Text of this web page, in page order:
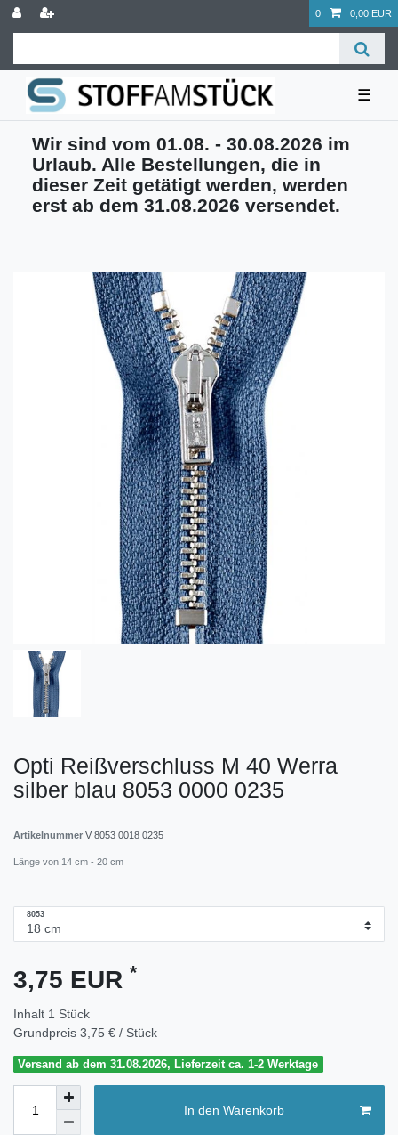
0 0,00 EUR
☰
Wir sind vom 01.08. - 30.08.2026 im
Urlaub. Alle Bestellungen, die in
dieser Zeit getätigt werden, werden
erst ab dem 31.08.2026 versendet.
Opti Reißverschluss M 40 Werra
silber blau 8053 0000 0235
Artikelnummer V 8053 0018 0235
Länge von 14 cm - 20 cm
8053
3,75 EUR *
Inhalt 1 Stück
Grundpreis 3,75 € / Stück
Versand ab dem 31.08.2026, Lieferzeit ca. 1-2 Werktage
In den Warenkorb